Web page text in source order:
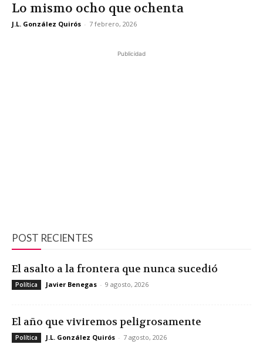
Lo mismo ocho que ochenta
J.L. González Quirós - 7 febrero, 2026
Publicidad
POST RECIENTES
El asalto a la frontera que nunca sucedió
Política Javier Benegas - 9 agosto, 2026
El año que viviremos peligrosamente
Política J.L. González Quirós - 7 agosto, 2026